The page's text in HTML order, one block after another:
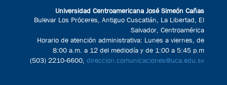
Universidad Centroamericana José Simeón Cañas
Bulevar Los Próceres, Antiguo Cuscatlán, La Libertad, El
Salvador, Centroamérica
Horario de atención administrativa: Lunes a viernes, de
8:00 a.m. a 12 del mediodía y de 1:00 a 5:45 p.m
(503) 2210-6600, direccion.comunicaciones@uca.edu.sv